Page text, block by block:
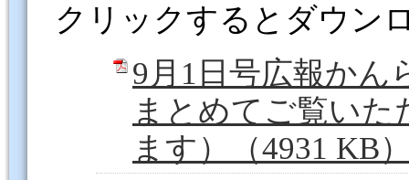
クリックするとダウン
9月1日号広報かん
まとめてご覧い
ます）（4931 KB